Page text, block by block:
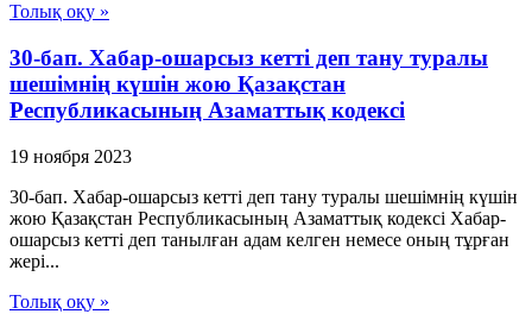
Толық оқу »
30-бап. Хабар-ошарсыз кеттi деп тану туралы
шешiмнiң күшiн жою Қазақстан
Республикасының Азаматтық кодексi
19 ноября 2023
30-бап. Хабар-ошарсыз кеттi деп тану туралы шешiмнiң күшiн
жою Қазақстан Республикасының Азаматтық кодексi Хабар-
ошарсыз кеттi деп танылған адам келген немесе оның тұрған
жерi...
Толық оқу »